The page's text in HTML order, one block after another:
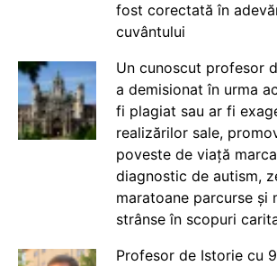
fost corectată în
cuvântului
Un cunoscut profesor
a demisionat în urma
fi plagiat sau ar fi
realizărilor sale,
poveste de viață
diagnostic de autism,
maratoane parcurse și
strânse în scopuri
Profesor de Istorie cu